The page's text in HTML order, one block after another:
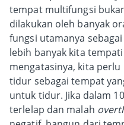
tempat multifungsi
dilakukan oleh banyak
fungsi utamanya
lebih banyak kita
mengatasinya, kita
tidur sebagai tempat
untuk tidur. Jika dalam
terlelap dan malah